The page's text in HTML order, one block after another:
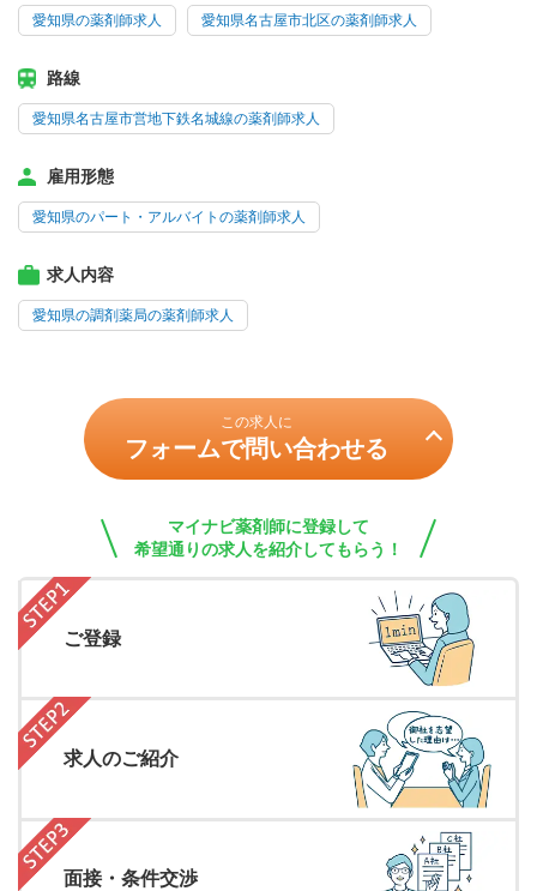
愛知県の薬剤師求人 愛知県名古屋市北区の薬剤師求人
路線
愛知県名古屋市営地下鉄名城線の薬剤師求人
雇用形態
愛知県のパート・アルバイトの薬剤師求人
求人内容
愛知県の調剤薬局の薬剤師求人
この求人に
フォームで問い合わせる
マイナビ薬剤師に登録して
希望通りの求人を紹介してもらう！
ご登録
求人のご紹介
面接・条件交渉